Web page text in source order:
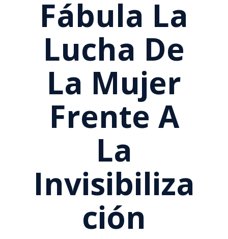
Fábula La
Lucha De
La Mujer
Frente A
La
Invisibiliza
Ción